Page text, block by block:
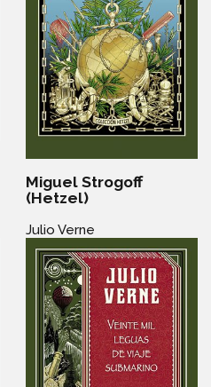
Miguel Strogoff
(Hetzel)
Julio Verne